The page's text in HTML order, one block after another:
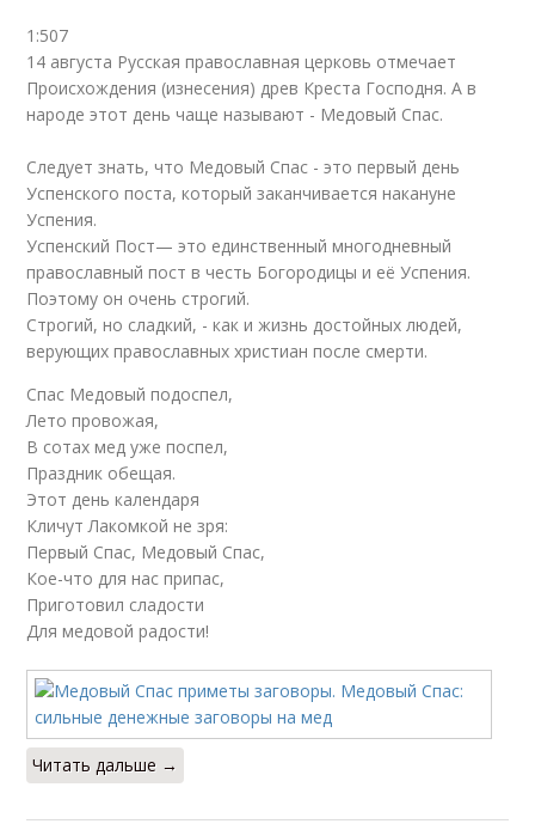
1:507
14 августа Русская православная церковь отмечает
Происхождения (изнесения) древ Креста Господня. А в
народе этот день чаще называют - Медовый Спас.
Следует знать, что Медовый Спас - это первый день
Успенского поста, который заканчивается накануне
Успения.
Успенский Пост— это единственный многодневный
православный пост в честь Богородицы и её Успения.
Поэтому он очень строгий.
Строгий, но сладкий, - как и жизнь достойных людей,
верующих православных христиан после смерти.
Спас Медовый подоспел,
Лето провожая,
В сотах мед уже поспел,
Праздник обещая.
Этот день календаря
Кличут Лакомкой не зря:
Первый Спас, Медовый Спас,
Кое-что для нас припас,
Приготовил сладости
Для медовой радости!
Читать дальше →